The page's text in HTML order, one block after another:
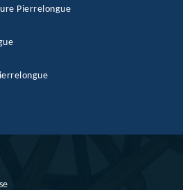
Pierrelongue